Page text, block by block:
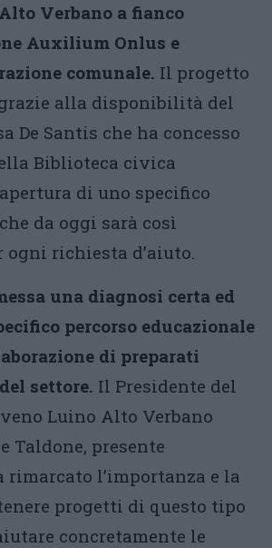
Verbano a fianco
Auxilium Onlus e
comunale. Il progetto
alla disponibilità del
De Santis che ha concesso
Biblioteca civica
di uno specifico
da oggi sarà così
richiesta d’aiuto.
una diagnosi certa ed
percorso educazionale
di preparati
settore. Il Presidente del
Luino Alto Verbano
Taldone, presente
rimarcato l’importanza e la
progetti di questo tipo
concretamente le